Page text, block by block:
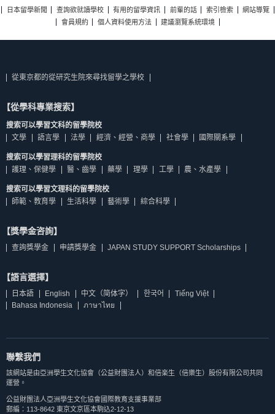
日本留學新聞 查詢欲就讀學校 有用的留學資訊 前輩的話 索引檢索
網站導覽
會員規約
個人資料使用方法 建議瀏覽系統環境
從東京都的從研究生院來尋找留學之學校
【從學科專業搜索】
搜索可以學習文科的留學院校
文學
語言學 法學 經濟、經營、商學 社會學 國際關系學
搜索可以學習理科的留學院校
護理、保健學
醫、齒學 藥學 理學 工學 農、水產學
搜索可以學習文理科的留學院校
師範、教育學
生活科學 藝術學 綜合科學
【獎學金咨詢】
查詢獎學金 申請獎學金 JAPAN STUDY SUPPORT Scholarships
【語言選擇】
日本語 English 中文（简体字） 한국어
Tiếng Việt
Bahasa Indonesia
ภาษาไทย
聯繫我們
該網站是由亞洲學生文化協會（公益財團法人）和倍楽生（倍樂生）股份有限公司共同
運營。
公益財團法人亞洲學生文化協會國際教育支援事業部
郵編：113-8642 東京文京區本駒込2-12-13